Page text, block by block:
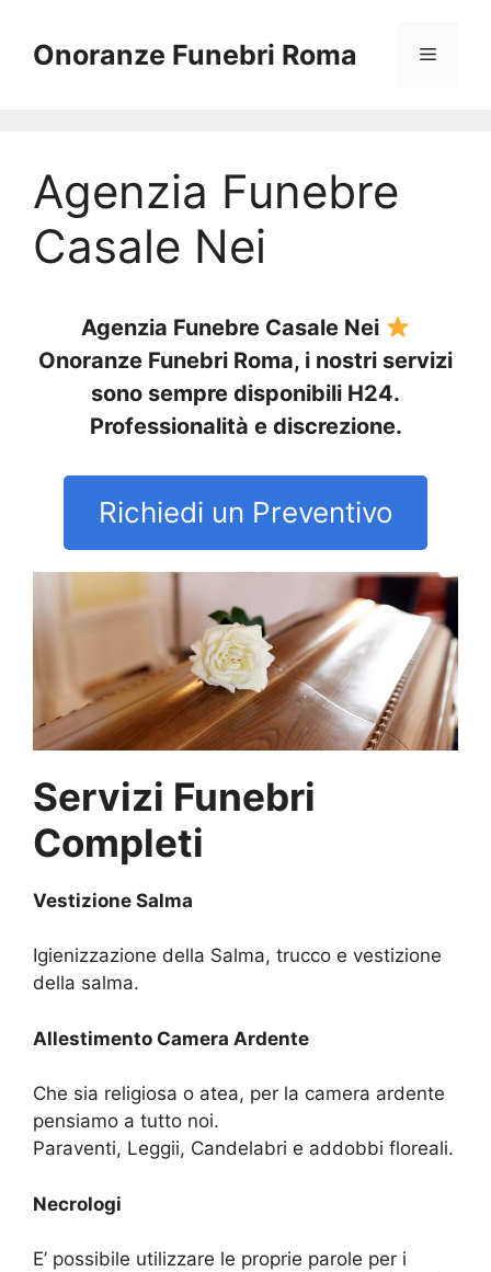
contenuto
Onoranze Funebri Roma Menu
Agenzia Funebre
Casale Nei
Agenzia Funebre Casale Nei
Onoranze Funebri Roma, i nostri servizi
sono sempre disponibili H24.
Professionalità e discrezione.
Richiedi un Preventivo
Servizi Funebri
Completi
Vestizione Salma
Igienizzazione della Salma, trucco e vestizione
della salma.
Allestimento Camera Ardente
Che sia religiosa o atea, per la camera ardente
pensiamo a tutto noi.
Paraventi, Leggii, Candelabri e addobbi floreali.
Necrologi
E’ possibile utilizzare le proprie parole per i